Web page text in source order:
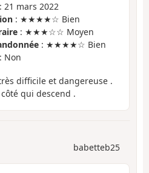
: 21 mars 2022
: ★★★★☆ Bien
: ★★★☆☆ Moyen
: ★★★★☆ Bien
: Non
difficile et dangereuse .
qui descend .
babetteb25